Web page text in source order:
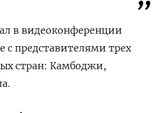
в видеоконференции
с представителями трех
стран: Камбоджи,